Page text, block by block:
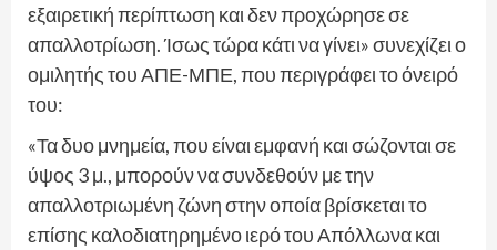
εξαιρετική περίπτωση και δεν προχώρησε σε
απαλλοτρίωση. Ίσως τώρα κάτι να γίνει» συνεχίζει ο
ομιλητής του ΑΠΕ-ΜΠΕ, που περιγράφει το όνειρό
του:
«Τα δυο μνημεία, που είναι εμφανή και σώζονται σε
ύψος 3 μ., μπορούν να συνδεθούν με την
απαλλοτριωμένη ζώνη στην οποία βρίσκεται το
επίσης καλοδιατηρημένο ιερό του Απόλλωνα και